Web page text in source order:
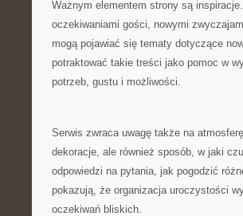
Ważnym elementem strony są
oczekiwaniami gości, nowymi
mogą pojawiać się tematy dotyczące
potraktować takie treści jako pomoc w
potrzeb, gustu i możliwości.
Serwis zwraca uwagę także na
dekoracje, ale również sposób, w jaki
odpowiedzi na pytania, jak pogodzić
pokazują, że organizacja uroczystości
oczekiwań bliskich.